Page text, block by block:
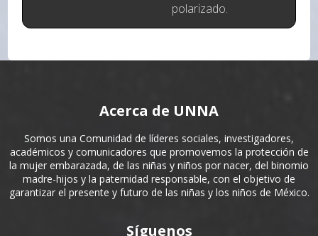
polarizado.
Acerca de UNNA
Somos una Comunidad de líderes sociales, investigadores,
académicos y comunicadores que promovemos la protección de
la mujer embarazada, de las niñas y niños por nacer, del binomio
madre-hijos y la paternidad responsable, con el objetivo de
garantizar el presente y futuro de las niñas y los niños de México.
Síguenos